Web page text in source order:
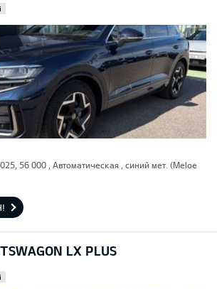
i
56 000 , Автоматическая , синий мет. (Meloe
LX PLUS
i